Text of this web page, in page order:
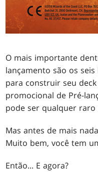
O mais importante
lançamento são os
para construir seu
promocional de Pré-
pode ser qualquer
Mas antes de mais
Muito bem, você tem
Então... E agora?